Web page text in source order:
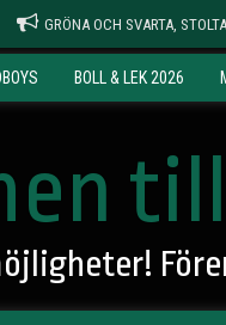
GRÖNA OCH SVARTA,
BOLL & LEK 2026